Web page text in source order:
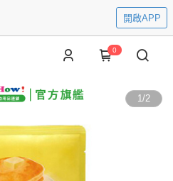
開啟APP
0
1/2